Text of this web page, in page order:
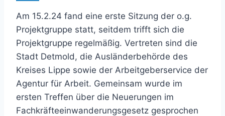
Am 15.2.24 fand eine erste Sitzung der o.g.
Projektgruppe statt, seitdem trifft sich die
Projektgruppe regelmäßig. Vertreten sind die
Stadt Detmold, die Ausländerbehörde des
Kreises Lippe sowie der Arbeitgeberservice der
Agentur für Arbeit. Gemeinsam wurde im
ersten Treffen über die Neuerungen im
Fachkräfteeinwanderungsgesetz gesprochen